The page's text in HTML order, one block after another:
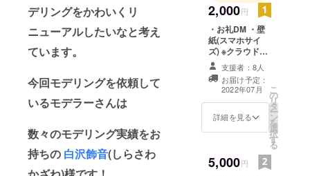
デリングをかわいくリ
ニューアルしたいなと考え
ています。
今回モデリングを依頼して
いるモデラーさんは
数々のモデリング実績をお
持ちの 白沢飾音(しらさわ
2,000円
・お礼DM ・壁
紙(スマホサイ
ズ) ※クラウド
ファンディング
内のDMにてお礼
DMと壁紙をお送
りさせていただ
きます。
支援者：8人
お届け予定：
2022年07月
詳細を見る
こ
の
リ
タ
ー
ン
を
選
択
す
る
5,000円